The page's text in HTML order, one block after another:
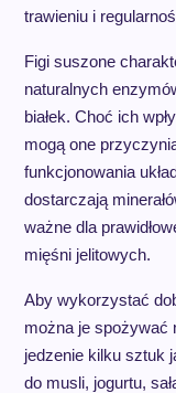
trawieniu i
Figi suszone
naturalnych
białek. Choć ich
mogą one
funkcjonowania
dostarczają
ważne dla
mięśni jelitowych.
Aby wykorzystać
można je spożywać
jedzenie kilku sztuk
do musli, jogurtu,